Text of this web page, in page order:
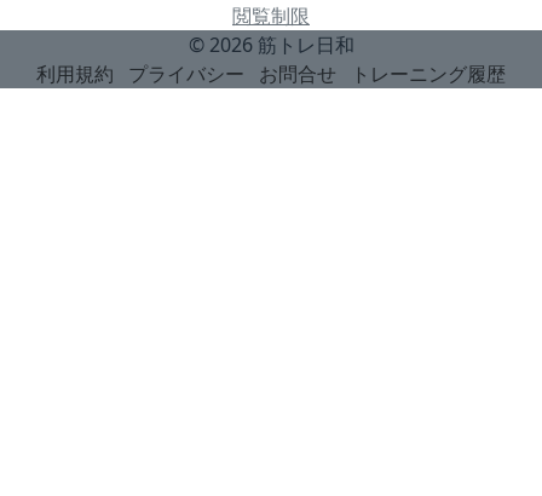
閲覧制限
© 2026 筋トレ日和
利用規約
プライバシー お問合せ トレーニング履歴